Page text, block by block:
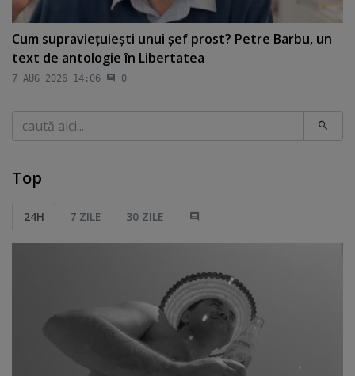
Cum supravieţuieşti unui şef prost? Petre Barbu, un
text de antologie în Libertatea
7 AUG 2026 14:06 0
Caută
Top
24H 7 ZILE 30 ZILE